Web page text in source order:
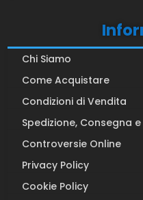
Chi Siamo
Come Acquistare
Condizioni di Vendita
Spedizione, Consegna
Controversie Online
Privacy Policy
Cookie Policy